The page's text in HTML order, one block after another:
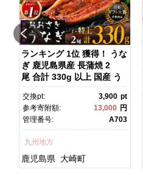
ランキング 1位 獲得！ うな
ぎ 鹿児島県産 長蒲焼 2
尾 合計 330g 以上 国産 う
なぎ 鰻 ウナギ 蒲焼き 蒲
焼 かばやき 魚 魚介 魚貝 海
鮮 うな重 ひつまぶし 蒲
焼 訳あり ギフト 人気 おす
半島 A703
交換pt: 3,900 pt
参考寄附額:
13,000 円
管理番号:
A703
九州地方
鹿児島県 大崎町